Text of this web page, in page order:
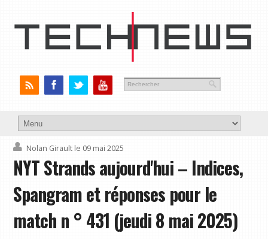
Nolan Girault le 09 mai 2025
NYT Strands aujourd'hui – Indices,
Spangram et réponses pour le
match n ° 431 (jeudi 8 mai 2025)